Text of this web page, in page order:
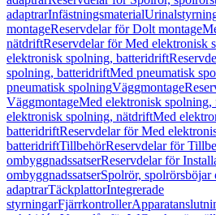
adaptrarInfästningsmaterial
montageReservdelar för Dolt montage
nätdriftReservdelar för Med elektronisk
elektronisk spolning, batteridrift
spolning, batteridriftMed pneumatisk
pneumatisk spolningVäggmontage
VäggmontageMed elektronisk spolning,
elektronisk spolning, nätdriftMed
batteridriftReservdelar för Med
batteridriftTillbehörReservdelar för
ombyggnadssatserReservdelar för
ombyggnadssatserSpolrör, spolrörsböjar
adaptrarTäckplattorIntegrerade
styrningarFjärrkontroller